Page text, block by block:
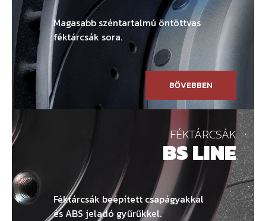
Magasabb széntartalmú öntöttvas
féktárcsák sora.
BŐVEBBEN
FÉKTÁRCSÁK
BS LINE
Féktárcsák beépített csapágyakkal
és ABS jeladó gyűrűkkel.